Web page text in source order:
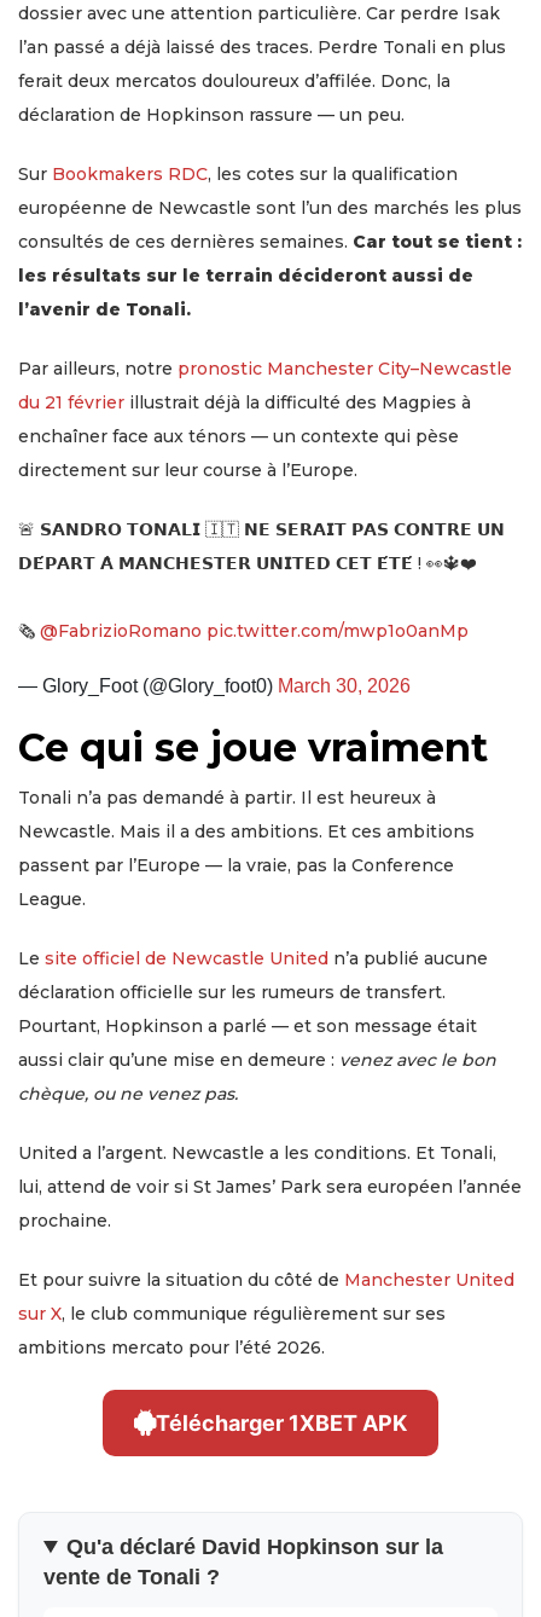
dossier avec une attention particulière. Car perdre Isak
l’an passé a déjà laissé des traces. Perdre Tonali en plus
ferait deux mercatos douloureux d’affilée. Donc, la
déclaration de Hopkinson rassure — un peu.
Sur Bookmakers RDC, les cotes sur la qualification
européenne de Newcastle sont l’un des marchés les plus
consultés de ces dernières semaines. Car tout se tient :
les résultats sur le terrain décideront aussi de
l’avenir de Tonali.
Par ailleurs, notre pronostic Manchester City–Newcastle
du 21 février illustrait déjà la difficulté des Magpies à
enchaîner face aux ténors — un contexte qui pèse
directement sur leur course à l’Europe.
🚨 𝗦𝗔𝗡𝗗𝗥𝗢 𝗧𝗢𝗡𝗔𝗟𝗜 🇮🇹 𝗡𝗘 𝗦𝗘𝗥𝗔𝗜𝗧 𝗣𝗔𝗦 𝗖𝗢𝗡𝗧𝗥𝗘 𝗨𝗡
𝗗𝗘́𝗣𝗔𝗥𝗧 𝗔̀ 𝗠𝗔𝗡𝗖𝗛𝗘𝗦𝗧𝗘𝗥 𝗨𝗡𝗜𝗧𝗘𝗗 𝗖𝗘𝗧 𝗘́𝗧𝗘́ ! 👀🔱❤️
🗞️ @FabrizioRomano pic.twitter.com/mwp1o0anMp
— Glory_Foot (@Glory_foot0) March 30, 2026
Ce qui se joue vraiment
Tonali n’a pas demandé à partir. Il est heureux à
Newcastle. Mais il a des ambitions. Et ces ambitions
passent par l’Europe — la vraie, pas la Conference
League.
Le site officiel de Newcastle United n’a publié aucune
déclaration officielle sur les rumeurs de transfert.
Pourtant, Hopkinson a parlé — et son message était
aussi clair qu’une mise en demeure : venez avec le bon
chèque, ou ne venez pas.
United a l’argent. Newcastle a les conditions. Et Tonali,
lui, attend de voir si St James’ Park sera européen l’année
prochaine.
Et pour suivre la situation du côté de Manchester United
sur X, le club communique régulièrement sur ses
ambitions mercato pour l’été 2026.
Télécharger 1XBET APK
Qu'a déclaré David Hopkinson sur la
vente de Tonali ?